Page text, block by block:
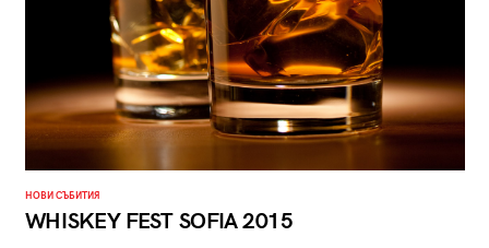
НОВИ СЪБИТИЯ
WHISKEY FEST SOFIA 2015